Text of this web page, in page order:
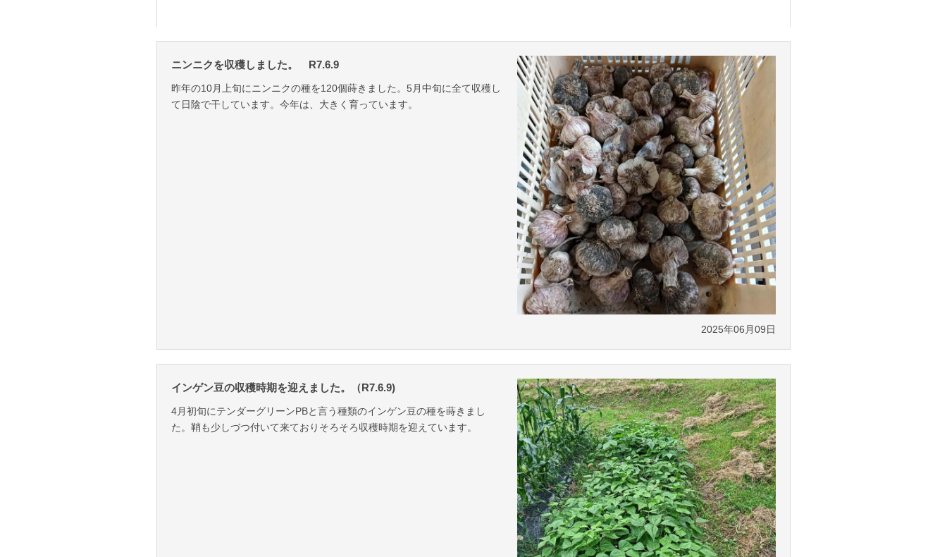
2025年06月09日
ニンニクを収穫しました。 R7.6.9
昨年の10月上旬にニンニクの種を120個蒔きました。5月中旬に全て収穫し
て日陰で干しています。今年は、大きく育っています。
2025年06月09日
インゲン豆の収穫時期を迎えました。（R7.6.9)
4月初旬にテンダーグリーンPBと言う種類のインゲン豆の種を蒔きまし
た。鞘も少しづつ付いて来ておりそろそろ収穫時期を迎えています。